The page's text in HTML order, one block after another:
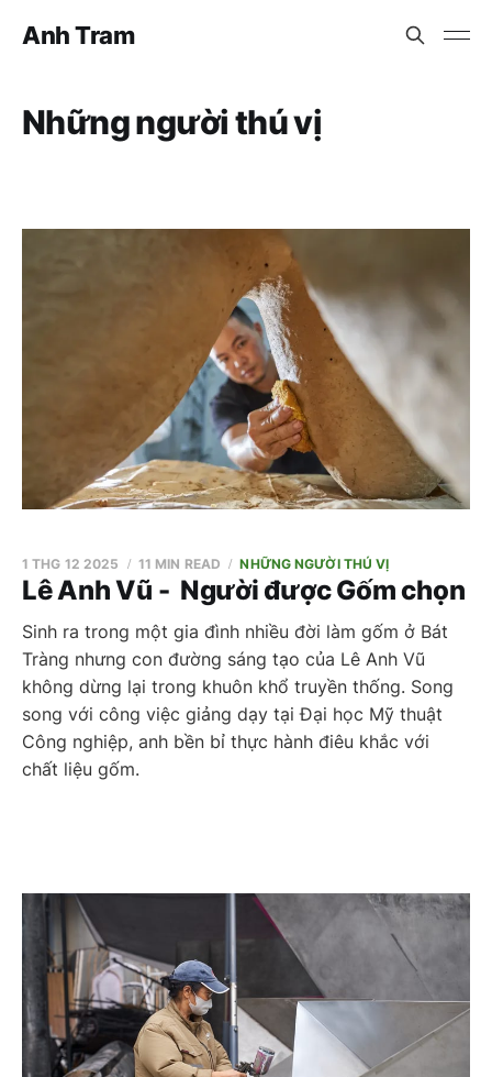
Anh Tram
Những người thú vị
Lê Anh Vũ - Người được Gốm chọn
1 THG 12 2025 11 MIN READ NHỮNG NGƯỜI THÚ VỊ
Sinh ra trong một gia đình nhiều đời làm gốm ở Bát
Tràng nhưng con đường sáng tạo của Lê Anh Vũ
không dừng lại trong khuôn khổ truyền thống. Song
song với công việc giảng dạy tại Đại học Mỹ thuật
Công nghiệp, anh bền bỉ thực hành điêu khắc với
chất liệu gốm.